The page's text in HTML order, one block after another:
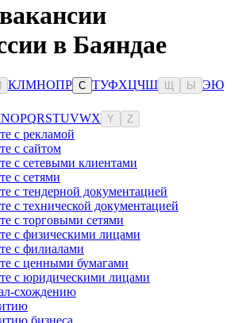
в Баяндае
КЛМНОПР С ТУФХЦЧШ Ы ЭЮ
NOPQRSTUVWX Y Z
с рекламой
с сайтом
с сетевыми клиентами
с сетями
с тендерной документацией
с технической документацией
с торговыми сетями
с физическими лицами
с филиалами
с ценными бумагами
с юридическими лицами
схождению
бизнеса